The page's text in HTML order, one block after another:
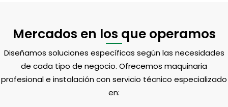
Mercados en los que operamos
Diseñamos soluciones específicas según las necesidades
de cada tipo de negocio. Ofrecemos maquinaria
profesional e instalación con servicio técnico especializado
en: